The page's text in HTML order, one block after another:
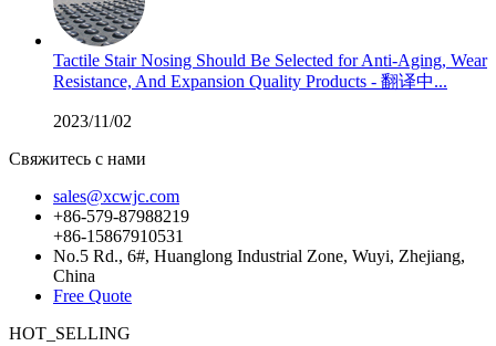
Tactile Stair Nosing Should Be Selected for Anti-Aging, Wear
Resistance, And Expansion Quality Products - 翻译中...
2023/11/02
Свяжитесь с нами
sales@xcwjc.com
+86-579-87988219
+86-15867910531
No.5 Rd., 6#, Huanglong Industrial Zone, Wuyi, Zhejiang,
China
Free Quote
HOT_SELLING